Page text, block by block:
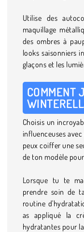
Utilise des
maquillage
des ombres à
looks saisonniers
glaçons et les
COMMENT
Choisis un
influenceuses
peux coiffer une
de ton modèle
Lorsque tu te
prendre soin de
routine
as appliqué la
hydratantes pour